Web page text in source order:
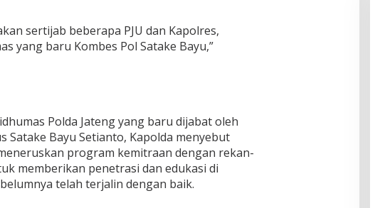
sertijab beberapa PJU dan Kapolres,
yang baru Kombes Pol Satake Bayu,”
Polda Jateng yang baru dijabat oleh
Satake Bayu Setianto, Kapolda menyebut
program kemitraan dengan rekan-
memberikan penetrasi dan edukasi di
telah terjalin dengan baik.